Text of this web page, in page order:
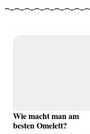
Wie macht man am
besten Omelett?